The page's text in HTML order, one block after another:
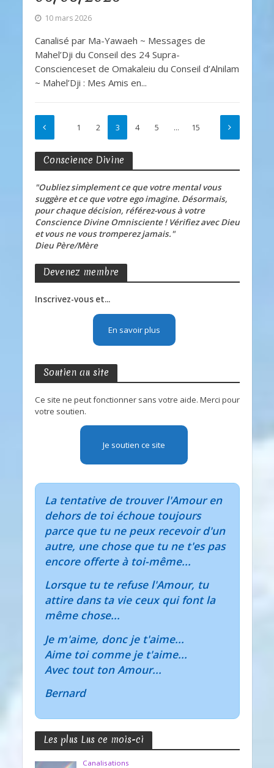
10 mars 2026
Canalisé par Ma-Yawaeh ~ Messages de
Mahel’Dji du Conseil des 24 Supra-
Conscienceset de Omakaleiu du Conseil d’Alnilam
~ Mahel’Dji : Mes Amis en...
1 2 3 4 5 … 15
Conscience Divine
"Oubliez simplement ce que votre mental vous
suggère et ce que votre ego imagine. Désormais,
pour chaque décision, référez-vous à votre
Conscience Divine Omnisciente ! Vérifiez avec Dieu
et vous ne vous tromperez jamais."
Dieu Père/Mère
Devenez membre
Inscrivez-vous et...
En savoir plus
Soutien au site
Ce site ne peut fonctionner sans votre aide. Merci pour
votre soutien.
Je soutien ce site
La tentative de trouver l'Amour en
dehors de toi échoue toujours
parce que tu ne peux recevoir d'un
autre, une chose que tu ne t'es pas
encore offerte à toi-même...
Lorsque tu te refuse l'Amour, tu
attire dans ta vie ceux qui font la
même chose...
Je m'aime, donc je t'aime...
Aime toi comme je t'aime...
Avec tout ton Amour...
Bernard
Les plus Lus ce mois-ci
Canalisations